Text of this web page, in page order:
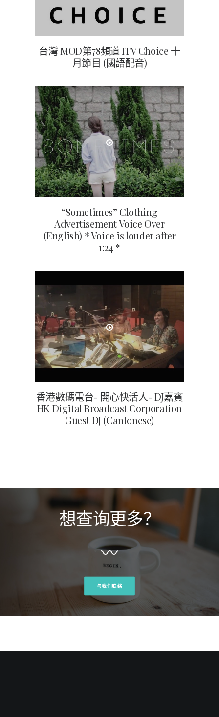
台灣 MOD第78頻道 ITV Choice 十
月節目 (國語配音)
“Sometimes” Clothing
Advertisement Voice Over
(English) * Voice is louder after
1:24 *
香港數碼電台- 開心快活人- DJ嘉賓
HK Digital Broadcast Corporation
Guest DJ (Cantonese)
想查询更多？
〰
与我们联络